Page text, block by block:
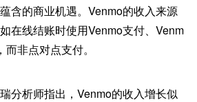
含的商业机遇。Venmo的收入来源
在线结账时使用Venmo支付、Venm
非点对点支付。
分析师指出，Venmo的收入增长似